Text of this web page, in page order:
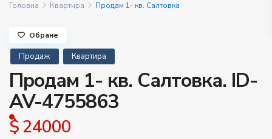
Головна Квартира Продам 1- кв. Салтовка
Продаж Квартира
Продам 1- кв. Салтовка. ID-
AV-4755863
$ 24000
Обране